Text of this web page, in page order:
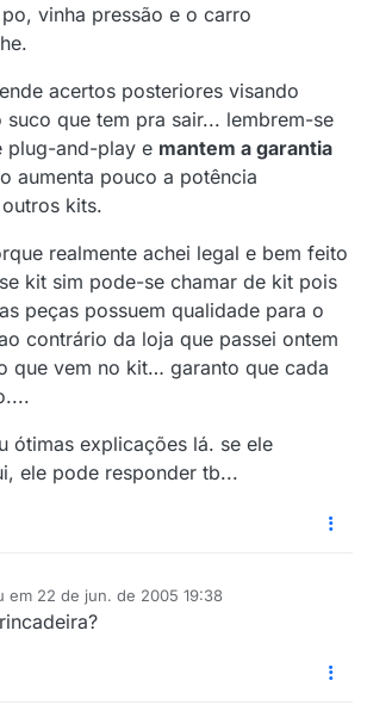
vinha pressão e o carro
acertos posteriores visando
que tem pra sair... lembrem-se
plug-and-play e mantem a garantia
aumenta pouco a potência
kits.
realmente achei legal e bem feito
kit sim pode-se chamar de kit pois
peças possuem qualidade para o
contrário da loja que passei ontem
que vem no kit… garanto que cada
ótimas explicações lá. se ele
ele pode responder tb...
em 22 de jun. de 2005 19:38
por